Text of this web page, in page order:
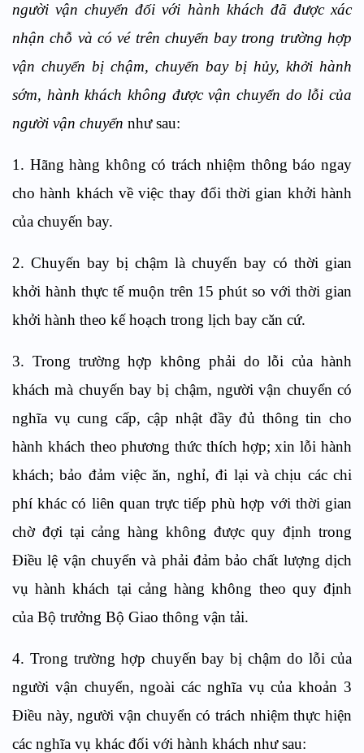
người vận chuyển đối với hành khách đã được xác
nhận chỗ và có vé trên chuyến bay trong trường hợp
vận chuyển bị chậm, chuyến bay bị hủy, khởi hành
sớm, hành khách không được vận chuyển do lỗi của
người vận chuyển như sau:
1. Hãng hàng không có trách nhiệm thông báo ngay
cho hành khách về việc thay đổi thời gian khởi hành
của chuyến bay.
2. Chuyến bay bị chậm là chuyến bay có thời gian
khởi hành thực tế muộn trên 15 phút so với thời gian
khởi hành theo kế hoạch trong lịch bay căn cứ.
3. Trong trường hợp không phải do lỗi của hành
khách mà chuyến bay bị chậm, người vận chuyển có
nghĩa vụ cung cấp, cập nhật đầy đủ thông tin cho
hành khách theo phương thức thích hợp; xin lỗi hành
khách; bảo đảm việc ăn, nghỉ, đi lại và chịu các chi
phí khác có liên quan trực tiếp phù hợp với thời gian
chờ đợi tại cảng hàng không được quy định trong
Điều lệ vận chuyển và phải đảm bảo chất lượng dịch
vụ hành khách tại cảng hàng không theo quy định
của Bộ trưởng Bộ Giao thông vận tải.
4. Trong trường hợp chuyến bay bị chậm do lỗi của
người vận chuyển, ngoài các nghĩa vụ của khoản 3
Điều này, người vận chuyển có trách nhiệm thực hiện
các nghĩa vụ khác đối với hành khách như sau: